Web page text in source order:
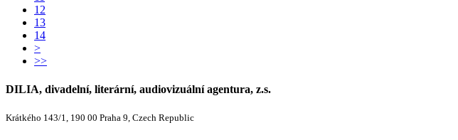
12
13
14
>
>>
DILIA, divadelní, literární, audiovizuální agentura, z.s.
Krátkého 143/1, 190 00 Praha 9, Czech Republic